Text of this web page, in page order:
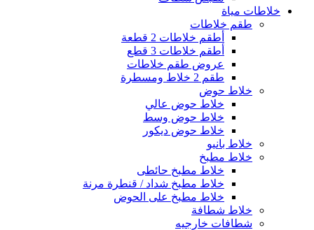
خلاطات مياة
طقم خلاطات
أطقم خلاطات 2 قطعة
أطقم خلاطات 3 قطع
عروض طقم خلاطات
طقم 2 خلاط ومسطرة
خلاط حوض
خلاط حوض عالي
خلاط حوض وسط
خلاط حوض ديكور
خلاط بانيو
خلاط مطبخ
خلاط مطبخ حائطى
خلاط مطبخ شداد / قنطرة مرنة
خلاط مطبخ على الحوض
خلاط شطافة
شطافات خارجيه